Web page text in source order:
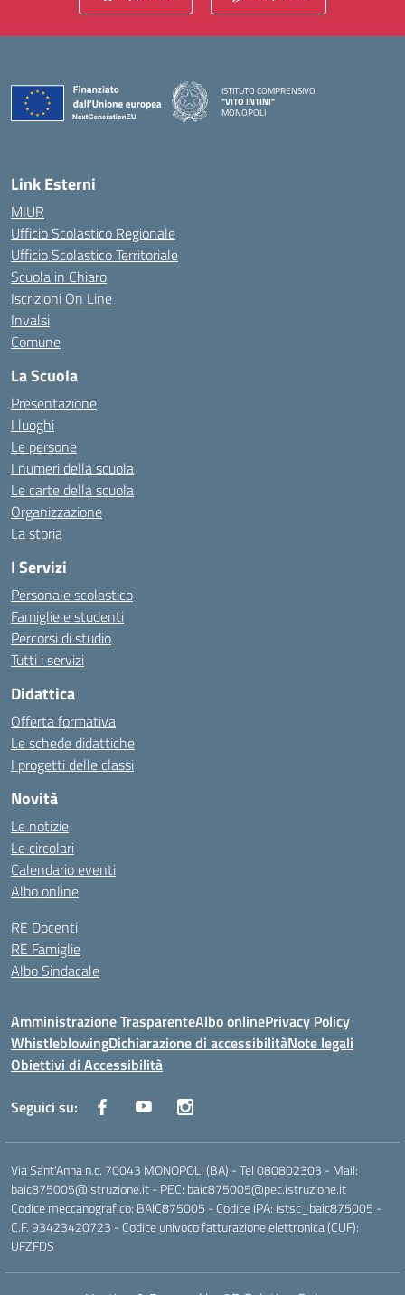
ISTITUTO COMPRENSIVO
"VITO INTINI"
MONOPOLI
Link Esterni
MIUR
Ufficio Scolastico Regionale
Ufficio Scolastico Territoriale
Scuola in Chiaro
Iscrizioni On Line
Invalsi
Comune
La Scuola
Presentazione
I luoghi
Le persone
I numeri della scuola
Le carte della scuola
Organizzazione
La storia
I Servizi
Personale scolastico
Famiglie e studenti
Percorsi di studio
Tutti i servizi
Didattica
Offerta formativa
Le schede didattiche
I progetti delle classi
Novità
Le notizie
Le circolari
Calendario eventi
Albo online
RE Docenti
RE Famiglie
Albo Sindacale
Amministrazione TrasparenteAlbo onlinePrivacy Policy
WhistleblowingDichiarazione di accessibilitàNote legali
Obiettivi di Accessibilità
Seguici su:
Via Sant'Anna n.c. 70043 MONOPOLI (BA) - Tel 080802303 - Mail:
baic875005@istruzione.it - PEC: baic875005@pec.istruzione.it
Codice meccanografico: BAIC875005 - Codice iPA: istsc_baic875005 -
C.F. 93423420723 - Codice univoco fatturazione elettronica (CUF):
UFZFDS